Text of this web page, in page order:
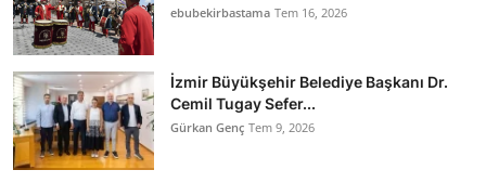
ebubekirbastama Tem 16, 2026
İzmir Büyükşehir Belediye Başkanı Dr.
Cemil Tugay Sefer...
Gürkan Genç Tem 9, 2026